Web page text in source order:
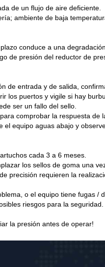
de un flujo de aire deficiente.
ambiente de baja
conduce a una
de presión del reductor de
de entrada y de salida,
los puertos y vigile si hay
ser un fallo del sello.
comprobar la respuesta de
equipo aguas abajo y
cada 3 a 6 meses.
los sellos de goma una
precisión requieren la
o el equipo tiene fugas
riesgos para la seguridad.
la presión antes de operar!